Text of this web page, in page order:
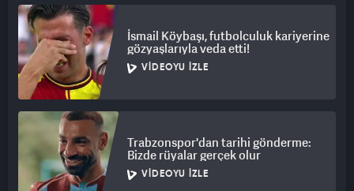
İsmail Köybaşı, futbolculuk kariyerine
gözyaşlarıyla veda etti!
VIDEOYU İZLE
Trabzonspor'dan tarihi gönderme:
Bizde rüyalar gerçek olur
VIDEOYU İZLE